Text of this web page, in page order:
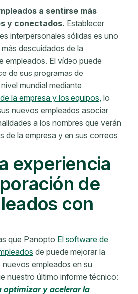
a sentirse más
y conectados. Establecer
interpersonales sólidas es uno
descuidados de la
empleados. El vídeo puede
de sus programas de
mundial mediante
la empresa y los equipos, lo
nuevos empleados asociar
a los nombres que verán
de la empresa y en sus correos
experiencia
de
con
que Panopto El software de
de puede mejorar la
empleados en su
nuestro último informe técnico:
optimizar y acelerar la